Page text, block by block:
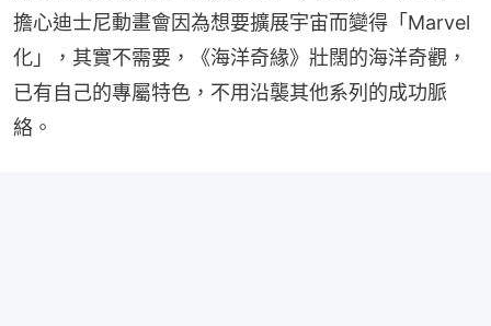
擔心迪士尼動畫會因為想要擴展宇宙而變得「Marvel
化」，其實不需要，《海洋奇緣》壯闊的海洋奇觀，
已有自己的專屬特色，不用沿襲其他系列的成功脈
絡。